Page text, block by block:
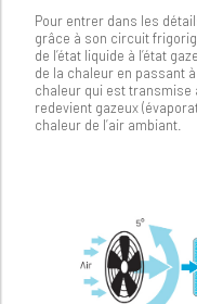
Pour entrer dans les
grâce à son circuit
de l’état liquide à l’état
de la chaleur en passant
chaleur qui est transmise
redevient gazeux
chaleur de l’air ambiant.